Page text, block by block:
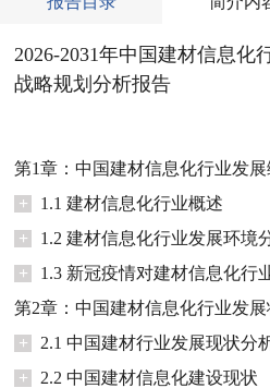
2026-2031年中国建材信息化
战略规划分析报告
第1章：中国建材信息化行业发展
+
1.1 建材信息化行业概述
+
1.2 建材信息化行业发展环境
+
1.3 新冠疫情对建材信息化行
第2章：中国建材信息化行业发
+
2.1 中国建材行业发展现状分
+
2.2 中国建材信息化建设现状